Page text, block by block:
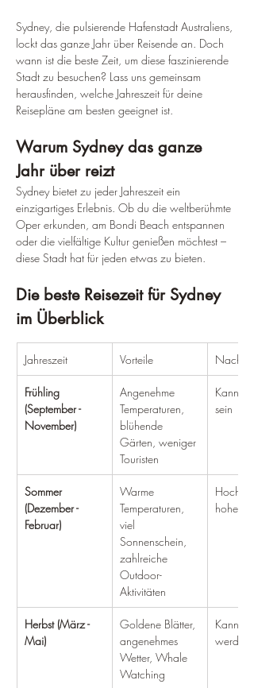
Sydney, die pulsierende Hafenstadt Australiens,
lockt das ganze Jahr über Reisende an. Doch
wann ist die beste Zeit, um diese faszinierende
Stadt zu besuchen? Lass uns gemeinsam
herausfinden, welche Jahreszeit für deine
Reisepläne am besten geeignet ist.
Warum Sydney das ganze
Jahr über reizt
Sydney bietet zu jeder Jahreszeit ein
einzigartiges Erlebnis. Ob du die weltberühmte
Oper erkunden, am Bondi Beach entspannen
oder die vielfältige Kultur genießen möchtest –
diese Stadt hat für jeden etwas zu bieten.
Die beste Reisezeit für Sydney
im Überblick
Jahreszeit Vorteile Nachteile
Frühling
(September -
November)
Angenehme
Temperaturen,
blühende
Gärten, weniger
Touristen
Kann
sein
Sommer
(Dezember -
Februar)
Warme
Temperaturen,
viel
Sonnenschein,
zahlreiche
Outdoor-
Aktivitäten
hohe
Herbst (März -
Mai)
Goldene Blätter,
angenehmes
Wetter, Whale
Watching
Kann
werden